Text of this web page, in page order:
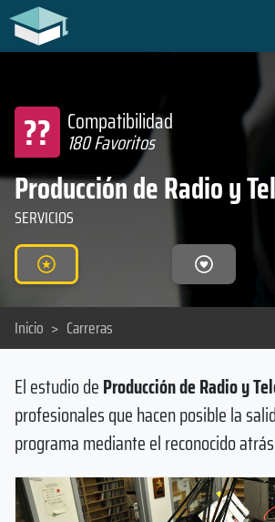
Producción de Radio y
Compatibilidad
180 Favoritos
??
SERVICIOS
Inicio > Carreras
El estudio deProducción de Radio y
profesionales que hacen posible la
programa mediante el reconocido